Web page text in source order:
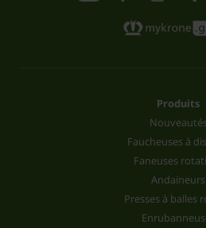
Produits
Faucheuses à
Faneuses
Andaineurs
Presses à balles